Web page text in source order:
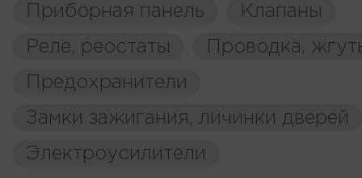
Приборная панель
Клапаны
Реле, реостаты
Проводка,
Предохранители
Замки зажигания, личинки дверей
Электроусилители